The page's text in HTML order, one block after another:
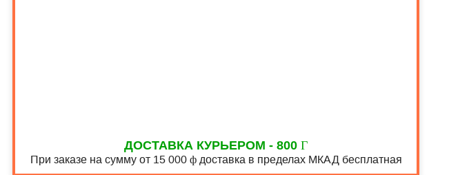
ДОСТАВКА КУРЬЕРОМ - 800
При заказе на сумму от 15 000 доставка в пределах МКАД бесплатная